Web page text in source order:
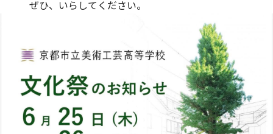
ぜひ、いらしてください。